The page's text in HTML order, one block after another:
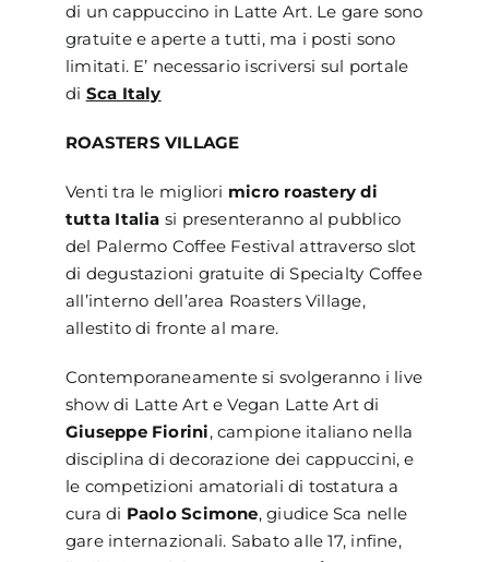
di un cappuccino in Latte Art. Le gare sono
gratuite e aperte a tutti, ma i posti sono
limitati. E’ necessario iscriversi sul portale
di Sca Italy
ROASTERS VILLAGE
Venti tra le migliori micro roastery di
tutta Italia si presenteranno al pubblico
del Palermo Coffee Festival attraverso slot
di degustazioni gratuite di Specialty Coffee
all’interno dell’area Roasters Village,
allestito di fronte al mare.
Contemporaneamente si svolgeranno i live
show di Latte Art e Vegan Latte Art di
Giuseppe Fiorini, campione italiano nella
disciplina di decorazione dei cappuccini, e
le competizioni amatoriali di tostatura a
cura di Paolo Scimone, giudice Sca nelle
gare internazionali. Sabato alle 17, infine,